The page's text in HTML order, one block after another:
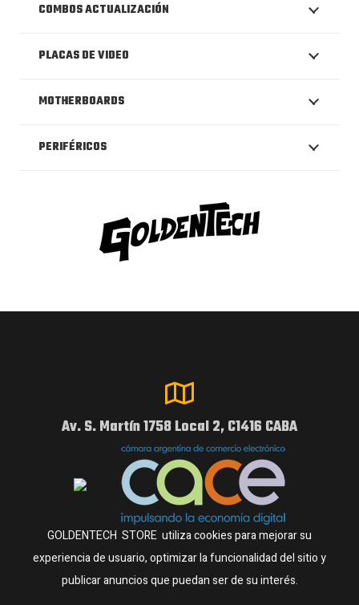
COMBOS ACTUALIZACIÓN
PLACAS DE VIDEO
MOTHERBOARDS
PERIFÉRICOS
Av. S. Martín 1758 Local 2, C1416 CABA
GOLDENTECH STORE utiliza cookies para mejorar su
experiencia de usuario, optimizar la funcionalidad del sitio y
publicar anuncios que puedan ser de su interés.